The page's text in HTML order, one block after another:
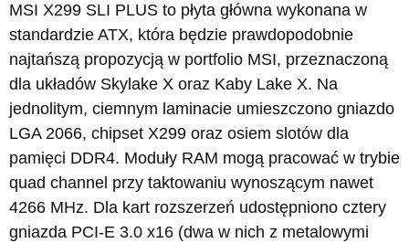
MSI X299 SLI PLUS to płyta główna wykonana w
standardzie ATX, która będzie prawdopodobnie
najtańszą propozycją w portfolio MSI, przeznaczoną
dla układów Skylake X oraz Kaby Lake X. Na
jednolitym, ciemnym laminacie umieszczono gniazdo
LGA 2066, chipset X299 oraz osiem slotów dla
pamięci DDR4. Moduły RAM mogą pracować w trybie
quad channel przy taktowaniu wynoszącym nawet
4266 MHz. Dla kart rozszerzeń udostępniono cztery
gniazda PCI-E 3.0 x16 (dwa w nich z metalowymi